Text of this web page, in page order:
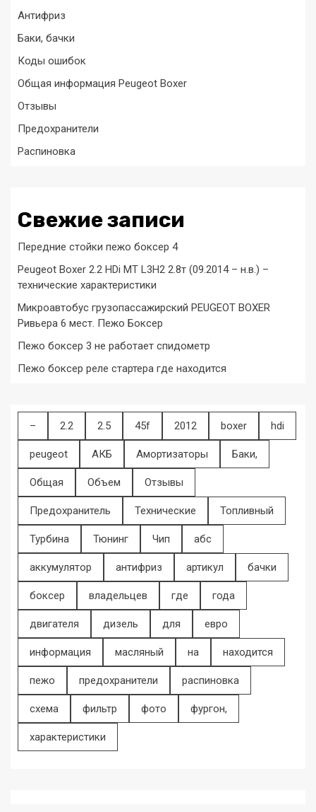
Антифриз
Баки, бачки
Коды ошибок
Общая информация Peugeot Boxer
Отзывы
Предохранители
Распиновка
Свежие записи
Передние стойки пежо боксер 4
Peugeot Boxer 2.2 HDi MT L3H2 2.8т (09.2014 – н.в.) –
технические характеристики
Микроавтобус грузопассажирский PEUGEOT BOXER
Ривьера 6 мест. Пежо Боксер
Пежо боксер 3 не работает спидометр
Пежо боксер реле стартера где находится
– 2.2 2.5 45f 2012 boxer hdi
peugeot АКБ Амортизаторы Баки,
Общая Объем Отзывы
Предохранитель Технические Топливный
Турбина Тюнинг Чип абс
аккумулятор антифриз артикул бачки
боксер владельцев где года
двигателя дизель для евро
информация масляный на находится
пежо предохранители распиновка
схема фильтр фото фургон,
характеристики